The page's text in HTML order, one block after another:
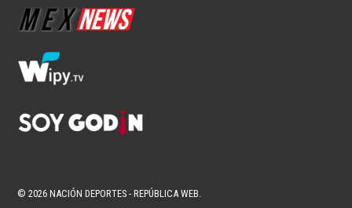
© 2026 NACIÓN DEPORTES - REPÚBLICA WEB.